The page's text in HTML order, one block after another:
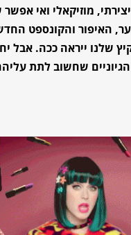
מוזיקאלי ואי
האיפור והקונספט
שלנו ייראה ככה. אבל
שחשוב לתת